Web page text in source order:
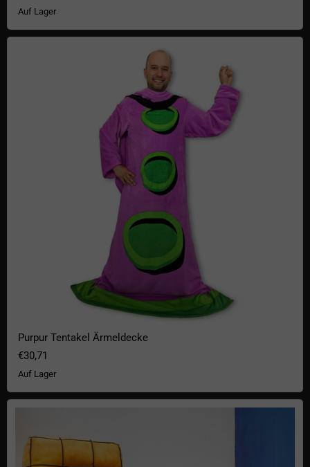
Auf Lager
Purpur Tentakel Ärmeldecke
€30,71
Auf Lager